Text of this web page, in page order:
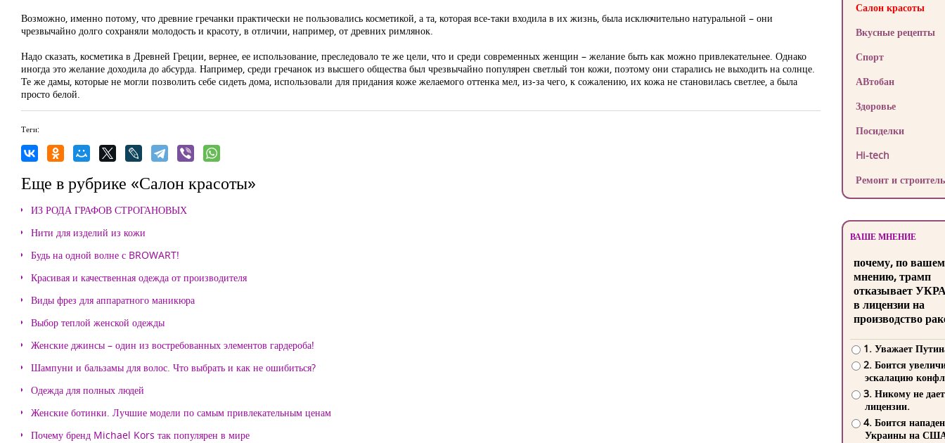
Возможно, именно потому, что древние гречанки практически не пользовались косметикой, а та, которая все-таки входила в их жизнь, была исключительно натуральной – они
чрезвычайно долго сохраняли молодость и красоту, в отличии, например, от древних римлянок.
Надо сказать, косметика в Древней Греции, вернее, ее использование, преследовало те же цели, что и среди современных женщин – желание быть как можно привлекательнее. Однако
иногда это желание доходила до абсурда. Например, среди гречанок из высшего общества был чрезвычайно популярен светлый тон кожи, поэтому они старались не выходить на солнце.
Те же дамы, которые не могли позволить себе сидеть дома, использовали для придания коже желаемого оттенка мел, из-за чего, к сожалению, их кожа не становилась светлее, а была
просто белой.
Теги:
Еще в рубрике «Салон красоты»
ИЗ РОДА ГРАФОВ СТРОГАНОВЫХ
Нити для изделий из кожи
Будь на одной волне с BROWART!
Красивая и качественная одежда от производителя
Виды фрез для аппаратного маникюра
Выбор теплой женской одежды
Женские джинсы – один из востребованных элементов гардероба!
Шампуни и бальзамы для волос. Что выбрать и как не ошибиться?
Одежда для полных людей
Женские ботинки. Лучшие модели по самым привлекательным ценам
Почему бренд Michael Kors так популярен в мире
Салон красоты
Вкусные рецепты
Спорт
АВтобан
Здоровье
Посиделки
Hi-tech
Ремонт и
ВАШЕ МНЕНИЕ
почему, по
мнению, трамп
отказывает
в лицензии на
производство
1. Уважает
2. Боится
эскалацию
3. Никому не
лицензии.
4. Боится
Украины на